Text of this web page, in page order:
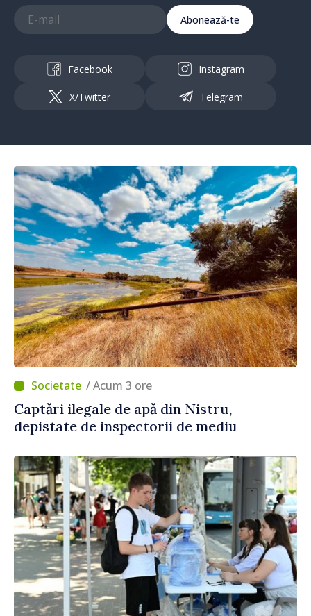
Abonează-te
Facebook Instagram
X/Twitter Telegram
/ Acum 3 ore
Captări ilegale de apă din Nistru,
depistate de inspectorii de mediu